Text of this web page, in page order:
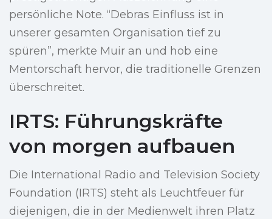
persönliche Note. “Debras Einfluss ist in
unserer gesamten Organisation tief zu
spüren”, merkte Muir an und hob eine
Mentorschaft hervor, die traditionelle Grenzen
überschreitet.
IRTS: Führungskräfte
von morgen aufbauen
Die International Radio and Television Society
Foundation (IRTS) steht als Leuchtfeuer für
diejenigen, die in der Medienwelt ihren Platz